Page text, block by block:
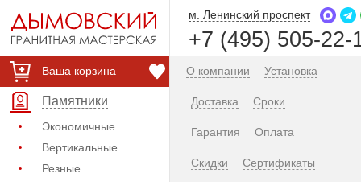
Ваша корзина
Памятники
Экономичные
Вертикальные
Резные
м. Ленинский проспект
+7 (495) 505-22-
О компании Установка
Доставка Сроки
Гарантия Оплата
Скидки Сертификаты